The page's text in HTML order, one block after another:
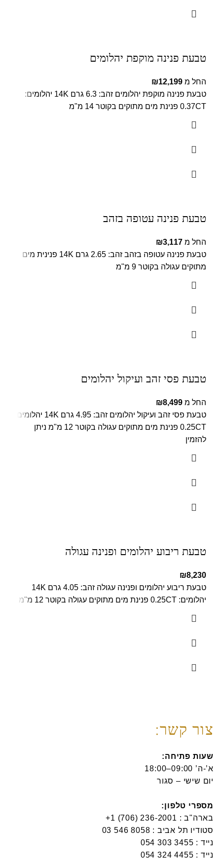
טבעת פנינה מוקפת יהלומים
החל מ ₪12,199
טבעת פנינה מוקפת יהלומים זהב: 6.3 גרם 14K יהלומים:
0.37CT פנינת מים מתוקים בקוטר 14 מ"מ
טבעת פנינה עטופה בזהב
החל מ ₪3,117
טבעת פנינה עטופה בזהב זהב: 2.65 גרם 14K פנינית מים
מתוקים עגולה בקוטר 9 מ"מ
טבעת פסי זהב ועיקול יהלומים
החל מ ₪8,499
טבעת פסי זהב ועיקול יהלומים זהב: 4.95 גרם 14K יהלומים:
0.25CT פנינת מים מתוקים עגולה בקוטר 12 מ"מ ניתן
להזמין
טבעת ריבוע יהלומים ופנינה עגולה
₪8,230
טבעת ריבוע יהלומים ופנינה עגולה זהב: 4.05 גרם 14K
יהלומים: 0.25CT פנינת מים מתוקים עגולה בקוטר 12 מ"מ
צור קשר:
שעות פתיחה:
א’-ה’ 09:00–18:00
יום שישי – סגור
מספרי טלפון:
בארה"ב :
סטודיו תל אביב :
נייד :
נייד :